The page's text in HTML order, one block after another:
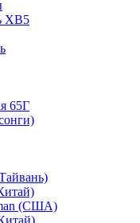
ХВ5
65Г
(США)